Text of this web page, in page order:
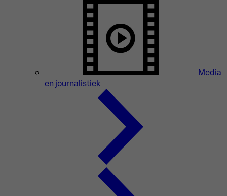
Media
en journalistiek